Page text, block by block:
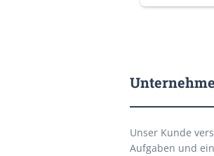
Unser Kunde
Aufgaben und